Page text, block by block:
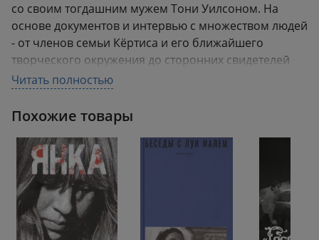
со своим тогдашним мужем Тони Уилсоном. На
основе документов и интервью с множеством людей
- от членов семьи Кёртиса и его ближайшего
творческого окружения до сторонних свидетелей
событий - они пытаются представить жизнь этого
неординарного человека в её прозаической правде,
на которой выросли и его личность, и его
вдохновение, и его трагедия. .
Читать полностью
Похожие товары